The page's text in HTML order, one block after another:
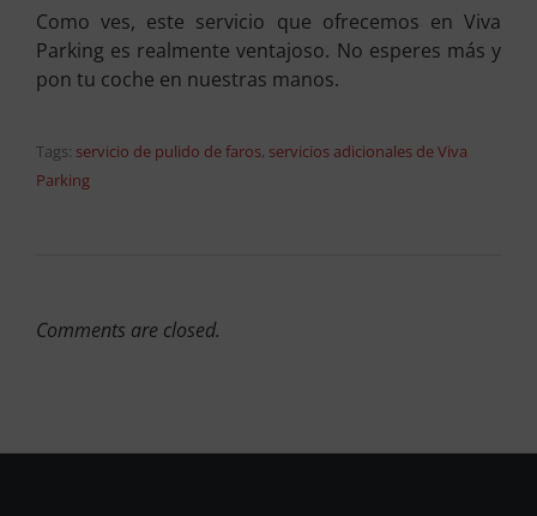
Como ves, este servicio que ofrecemos en Viva
Parking es realmente ventajoso. No esperes más y
pon tu coche en nuestras manos.
Tags: servicio de pulido de faros, servicios adicionales de Viva
Parking
Comments are closed.